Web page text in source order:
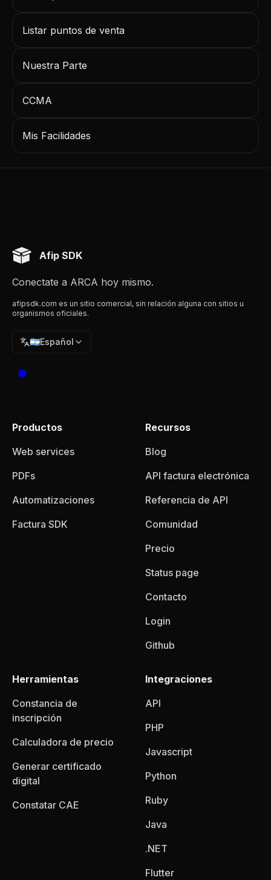
Listar puntos de venta
Nuestra Parte
CCMA
Mis Facilidades
Afip SDK
Conectate a ARCA hoy mismo.
afipsdk.com es un sitio comercial, sin relación alguna con sitios u
organismos oficiales.
🇦🇷Español
Productos
Web services
PDFs
Automatizaciones
Factura SDK
Recursos
Blog
API factura electrónica
Referencia de API
Comunidad
Precio
Status page
Contacto
Login
Github
Herramientas
Constancia de
inscripción
Calculadora de precio
Generar certificado
digital
Constatar CAE
Integraciones
API
PHP
Javascript
Python
Ruby
Java
.NET
Flutter